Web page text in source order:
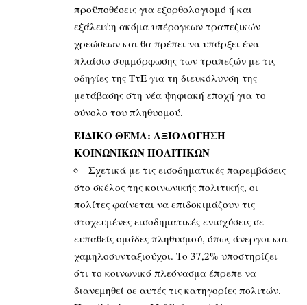
προϋποθέσεις για εξορθολογισμό ή και
εξάλειψη ακόμα υπέρογκων τραπεζικών
χρεώσεων και θα πρέπει να υπάρξει ένα
πλαίσιο συμμόρφωσης των τραπεζών με τις
οδηγίες της ΤτΕ για τη διευκόλυνση της
μετάβασης στη νέα ψηφιακή εποχή για το
σύνολο του πληθυσμού.
ΕΙΔΙΚΟ ΘΕΜΑ: ΑΞΙΟΛΟΓΗΣΗ
ΚΟΙΝΩΝΙΚΩΝ ΠΟΛΙΤΙΚΩΝ
Σχετικά με τις εισοδηματικές παρεμβάσεις
στο σκέλος της κοινωνικής πολιτικής, οι
πολίτες φαίνεται να επιδοκιμάζουν τις
στοχευμένες εισοδηματικές ενισχύσεις σε
ευπαθείς ομάδες πληθυσμού, όπως άνεργοι και
χαμηλοσυνταξιούχοι. Το 37,2% υποστηρίζει
ότι το κοινωνικό πλεόνασμα έπρεπε να
διανεμηθεί σε αυτές τις κατηγορίες πολιτών.